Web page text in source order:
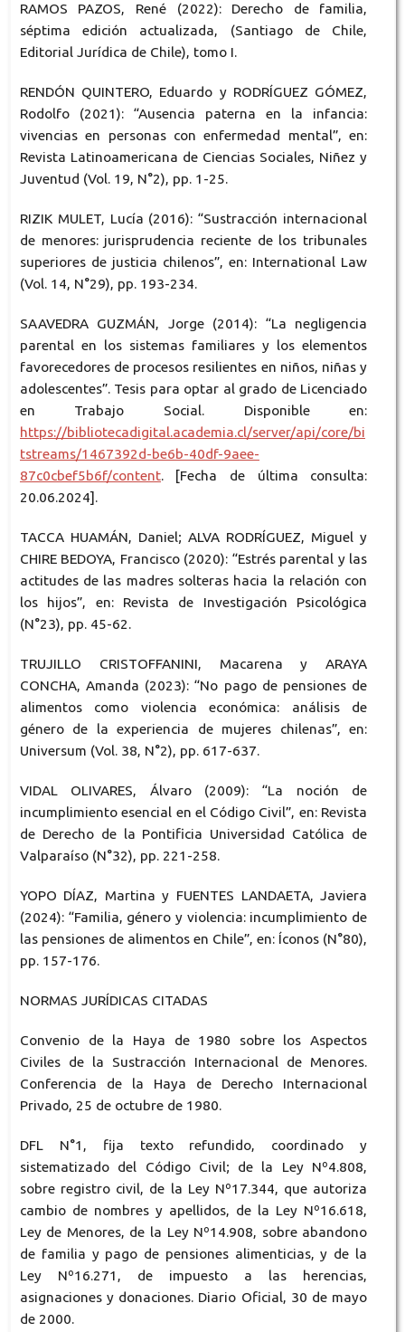
RAMOS PAZOS, René (2022): Derecho de familia,
séptima edición actualizada, (Santiago de Chile,
Editorial Jurídica de Chile), tomo I.
RENDÓN QUINTERO, Eduardo y RODRÍGUEZ GÓMEZ,
Rodolfo (2021): “Ausencia paterna en la infancia:
vivencias en personas con enfermedad mental”, en:
Revista Latinoamericana de Ciencias Sociales, Niñez y
Juventud (Vol. 19, N°2), pp. 1-25.
RIZIK MULET, Lucía (2016): “Sustracción internacional
de menores: jurisprudencia reciente de los tribunales
superiores de justicia chilenos”, en: International Law
(Vol. 14, N°29), pp. 193-234.
SAAVEDRA GUZMÁN, Jorge (2014): “La negligencia
parental en los sistemas familiares y los elementos
favorecedores de procesos resilientes en niños, niñas y
adolescentes”. Tesis para optar al grado de Licenciado
en Trabajo Social. Disponible en:
https://bibliotecadigital.academia.cl/server/api/core/bi
tstreams/1467392d-be6b-40df-9aee-
87c0cbef5b6f/content. [Fecha de última consulta:
20.06.2024].
TACCA HUAMÁN, Daniel; ALVA RODRÍGUEZ, Miguel y
CHIRE BEDOYA, Francisco (2020): “Estrés parental y las
actitudes de las madres solteras hacia la relación con
los hijos”, en: Revista de Investigación Psicológica
(N°23), pp. 45-62.
TRUJILLO CRISTOFFANINI, Macarena y ARAYA
CONCHA, Amanda (2023): “No pago de pensiones de
alimentos como violencia económica: análisis de
género de la experiencia de mujeres chilenas”, en:
Universum (Vol. 38, N°2), pp. 617-637.
VIDAL OLIVARES, Álvaro (2009): “La noción de
incumplimiento esencial en el Código Civil”, en: Revista
de Derecho de la Pontificia Universidad Católica de
Valparaíso (N°32), pp. 221-258.
YOPO DÍAZ, Martina y FUENTES LANDAETA, Javiera
(2024): “Familia, género y violencia: incumplimiento de
las pensiones de alimentos en Chile”, en: Íconos (N°80),
pp. 157-176.
NORMAS JURÍDICAS CITADAS
Convenio de la Haya de 1980 sobre los Aspectos
Civiles de la Sustracción Internacional de Menores.
Conferencia de la Haya de Derecho Internacional
Privado, 25 de octubre de 1980.
DFL N°1, fija texto refundido, coordinado y
sistematizado del Código Civil; de la Ley Nº4.808,
sobre registro civil, de la Ley Nº17.344, que autoriza
cambio de nombres y apellidos, de la Ley Nº16.618,
Ley de Menores, de la Ley Nº14.908, sobre abandono
de familia y pago de pensiones alimenticias, y de la
Ley Nº16.271, de impuesto a las herencias,
asignaciones y donaciones. Diario Oficial, 30 de mayo
de 2000.